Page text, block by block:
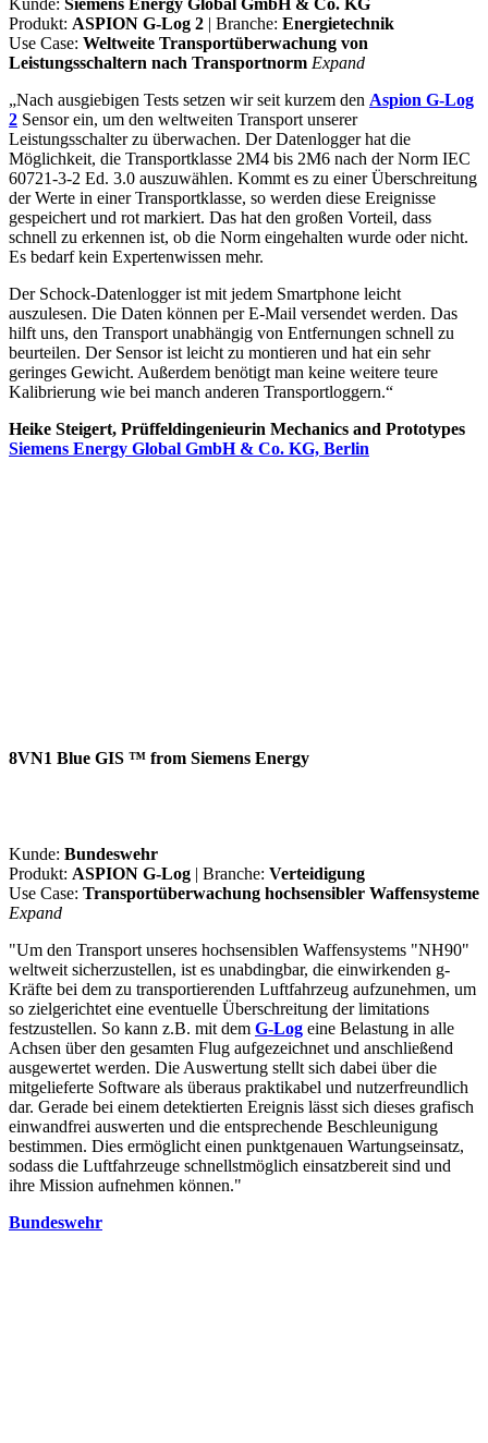
Produkt: ASPION G-Log 2 | Branche: Energietechnik
Use Case: Weltweite Transportüberwachung von
Leistungsschaltern nach Transportnorm Expand
„Nach ausgiebigen Tests setzen wir seit kurzem den Aspion G-Log
2 Sensor ein, um den weltweiten Transport unserer
Leistungsschalter zu überwachen. Der Datenlogger hat die
Möglichkeit, die Transportklasse 2M4 bis 2M6 nach der Norm IEC
60721-3-2 Ed. 3.0 auszuwählen. Kommt es zu einer Überschreitung
der Werte in einer Transportklasse, so werden diese Ereignisse
gespeichert und rot markiert. Das hat den großen Vorteil, dass
schnell zu erkennen ist, ob die Norm eingehalten wurde oder nicht.
Es bedarf kein Expertenwissen mehr.
Der Schock-Datenlogger ist mit jedem Smartphone leicht
auszulesen. Die Daten können per E-Mail versendet werden. Das
hilft uns, den Transport unabhängig von Entfernungen schnell zu
beurteilen. Der Sensor ist leicht zu montieren und hat ein sehr
geringes Gewicht. Außerdem benötigt man keine weitere teure
Kalibrierung wie bei manch anderen Transportloggern.“
Heike Steigert, Prüffeldingenieurin Mechanics and Prototypes
Siemens Energy Global GmbH & Co. KG, Berlin
8VN1 Blue GIS ™ from Siemens Energy
Kunde: Bundeswehr
Produkt: ASPION G-Log | Branche: Verteidigung
Use Case: Transportüberwachung hochsensibler Waffensysteme
Expand
"Um den Transport unseres hochsensiblen Waffensystems "NH90"
weltweit sicherzustellen, ist es unabdingbar, die einwirkenden g-
Kräfte bei dem zu transportierenden Luftfahrzeug aufzunehmen, um
so zielgerichtet eine eventuelle Überschreitung der limitations
festzustellen. So kann z.B. mit dem G-Log eine Belastung in alle
Achsen über den gesamten Flug aufgezeichnet und anschließend
ausgewertet werden. Die Auswertung stellt sich dabei über die
mitgelieferte Software als überaus praktikabel und nutzerfreundlich
dar. Gerade bei einem detektierten Ereignis lässt sich dieses grafisch
einwandfrei auswerten und die entsprechende Beschleunigung
bestimmen. Dies ermöglicht einen punktgenauen Wartungseinsatz,
sodass die Luftfahrzeuge schnellstmöglich einsatzbereit sind und
ihre Mission aufnehmen können."
Bundeswehr